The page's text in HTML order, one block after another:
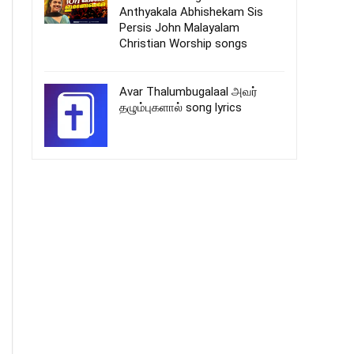
Anthyakala Abhishekam Sis
Persis John Malayalam
Christian Worship songs
Avar Thalumbugalaal அவர்
தழும்புகளால் song lyrics